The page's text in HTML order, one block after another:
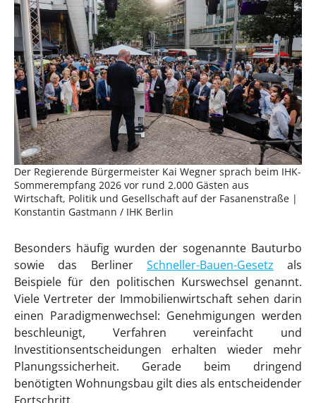
Der Regierende Bürgermeister Kai Wegner sprach beim IHK-
Sommerempfang 2026 vor rund 2.000 Gästen aus
Wirtschaft, Politik und Gesellschaft auf der Fasanenstraße |
Konstantin Gastmann / IHK Berlin
Besonders häufig wurden der sogenannte Bauturbo
sowie das Berliner Schneller-Bauen-Gesetz als
Beispiele für den politischen Kurswechsel genannt.
Viele Vertreter der Immobilienwirtschaft sehen darin
einen Paradigmenwechsel: Genehmigungen werden
beschleunigt, Verfahren vereinfacht und
Investitionsentscheidungen erhalten wieder mehr
Planungssicherheit. Gerade beim dringend
benötigten Wohnungsbau gilt dies als entscheidender